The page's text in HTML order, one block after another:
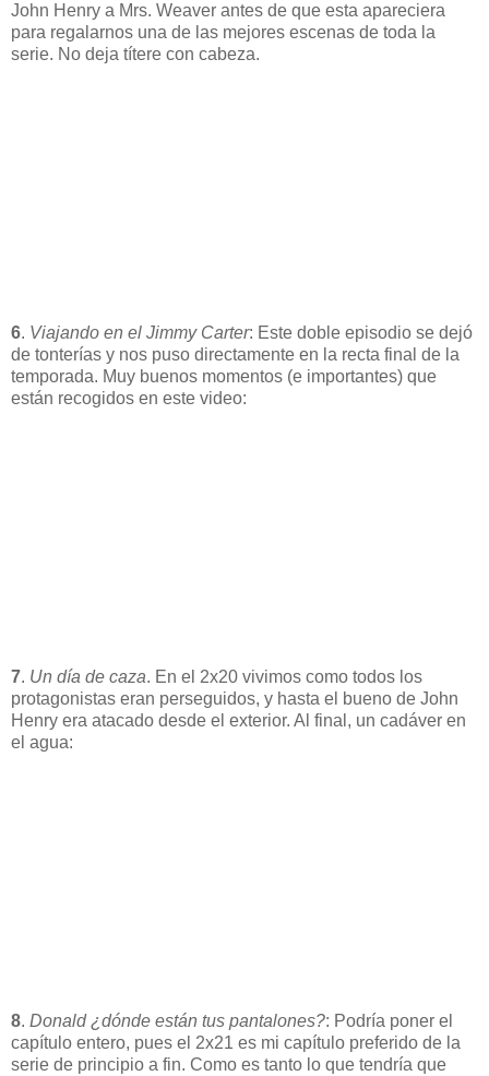
John Henry a Mrs. Weaver antes de que esta apareciera
para regalarnos una de las mejores escenas de toda la
serie. No deja títere con cabeza.
6. Viajando en el Jimmy Carter: Este doble episodio se dejó
de tonterías y nos puso directamente en la recta final de la
temporada. Muy buenos momentos (e importantes) que
están recogidos en este video:
7. Un día de caza. En el 2x20 vivimos como todos los
protagonistas eran perseguidos, y hasta el bueno de John
Henry era atacado desde el exterior. Al final, un cadáver en
el agua:
8. Donald ¿dónde están tus pantalones?: Podría poner el
capítulo entero, pues el 2x21 es mi capítulo preferido de la
serie de principio a fin. Como es tanto lo que tendría que